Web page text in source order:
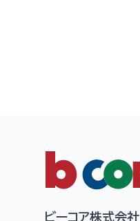
ビーコア株式会社